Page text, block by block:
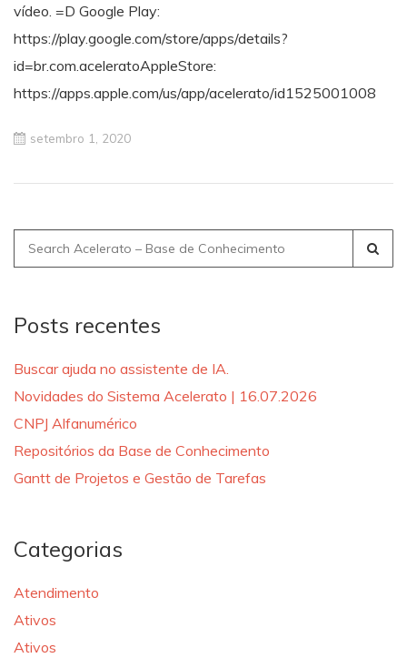
vídeo. =D Google Play:
https://play.google.com/store/apps/details?
id=br.com.aceleratoAppleStore:
https://apps.apple.com/us/app/acelerato/id1525001008
setembro 1, 2020
Search
for:
Posts recentes
Buscar ajuda no assistente de IA.
Novidades do Sistema Acelerato | 16.07.2026
CNPJ Alfanumérico
Repositórios da Base de Conhecimento
Gantt de Projetos e Gestão de Tarefas
Categorias
Atendimento
Ativos
Ativos